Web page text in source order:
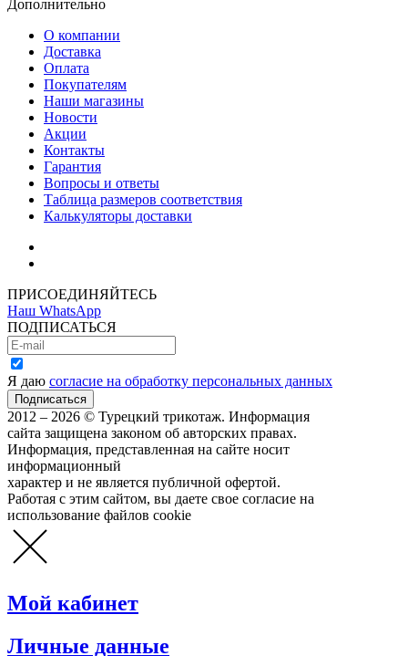
Дополнительно
О компании
Доставка
Оплата
Покупателям
Наши магазины
Новости
Акции
Контакты
Гарантия
Вопросы и ответы
Таблица размеров соответствия
Калькуляторы доставки
ПРИСОЕДИНЯЙТЕСЬ
Наш WhatsApp
ПОДПИСАТЬСЯ
Я даю согласие на обработку персональных данных
2012 – 2026 © Турецкий трикотаж. Информация
сайта защищена законом об авторских правах.
Информация, представленная на сайте носит
информационный
характер и не является публичной офертой.
Работая с этим сайтом, вы даете свое согласие на
использование файлов cookie
Мой кабинет
Личные данные